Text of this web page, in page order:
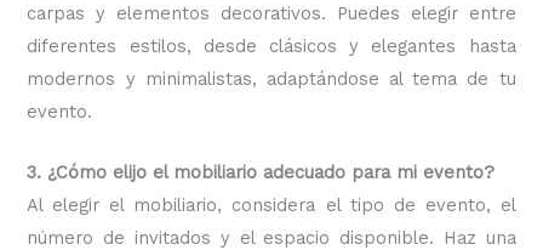
carpas y elementos decorativos. Puedes elegir entre
diferentes estilos, desde clásicos y elegantes hasta
modernos y minimalistas, adaptándose al tema de tu
evento.
3. ¿Cómo elijo el mobiliario adecuado para mi evento?
Al elegir el mobiliario, considera el tipo de evento, el
número de invitados y el espacio disponible. Haz una